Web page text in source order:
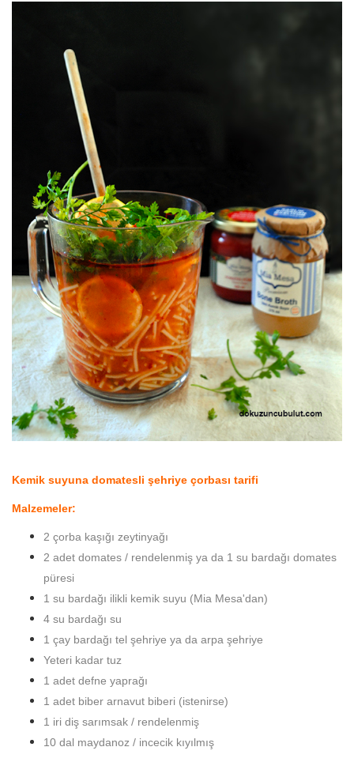
Kemik suyuna domatesli şehriye çorbası tarifi
Malzemeler:
2 çorba kaşığı zeytinyağı
2 adet domates / rendelenmiş ya da 1 su bardağı domates
püresi
1 su bardağı ilikli kemik suyu (Mia Mesa'dan)
4 su bardağı su
1 çay bardağı tel şehriye ya da arpa şehriye
Yeteri kadar tuz
1 adet defne yaprağı
1 adet biber arnavut biberi (istenirse)
1 iri diş sarımsak / rendelenmiş
10 dal maydanoz / incecik kıyılmış